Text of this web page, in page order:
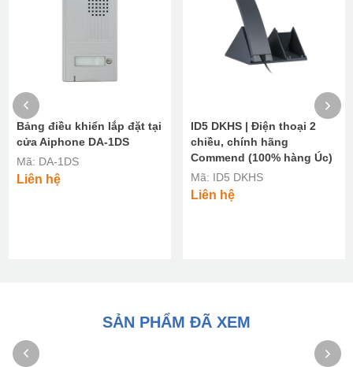
Bảng điều khiển lắp đặt tại
cửa Aiphone DA-1DS
Mã: DA-1DS
Liên hệ
ID5 DKHS | Điện thoại 2
chiều, chính hãng
Commend (100% hàng Úc)
Mã: ID5 DKHS
Liên hệ
SẢN PHẨM ĐÃ XEM